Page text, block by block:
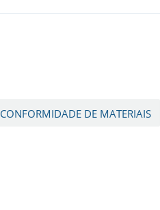
CONFORMIDADE DE MATERIAIS